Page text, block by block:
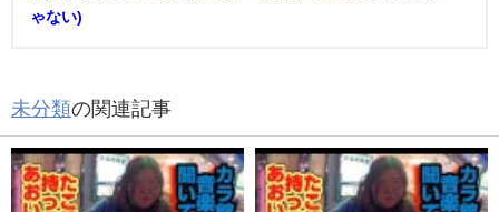
ゃない)
未分類の関連記事